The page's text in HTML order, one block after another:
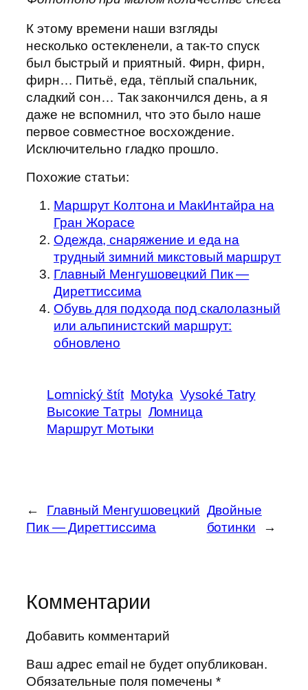
К этому времени наши взгляды
несколько остекленели, а так-то спуск
был быстрый и приятный. Фирн, фирн,
фирн… Питьё, еда, тёплый спальник,
сладкий сон… Так закончился день, а я
даже не вспомнил, что это было наше
первое совместное восхождение.
Исключительно гладко прошло.
Похожие статьи:
Маршрут Колтона и МакИнтайра на
Гран Жорасе
Одежда, снаряжение и еда на
трудный зимний микстовый маршрут
Главный Менгушовецкий Пик —
Диреттиссима
Обувь для подхода под скалолазный
или альпинистский маршрут:
обновлено
Lomnický štít Motyka Vysoké Tatry
Высокие Татры Ломница
Маршрут Мотыки
←
Главный Менгушовецкий
Пик — Диреттиссима
Двойные
ботинки
→
Комментарии
Добавить комментарий
Ваш адрес email не будет опубликован.
Обязательные поля помечены*